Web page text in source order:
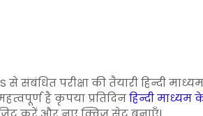
से संबंधित परीक्षा की तैयारी हिन्दी
है कृपया प्रतिदिनहिन्दी माध्यम